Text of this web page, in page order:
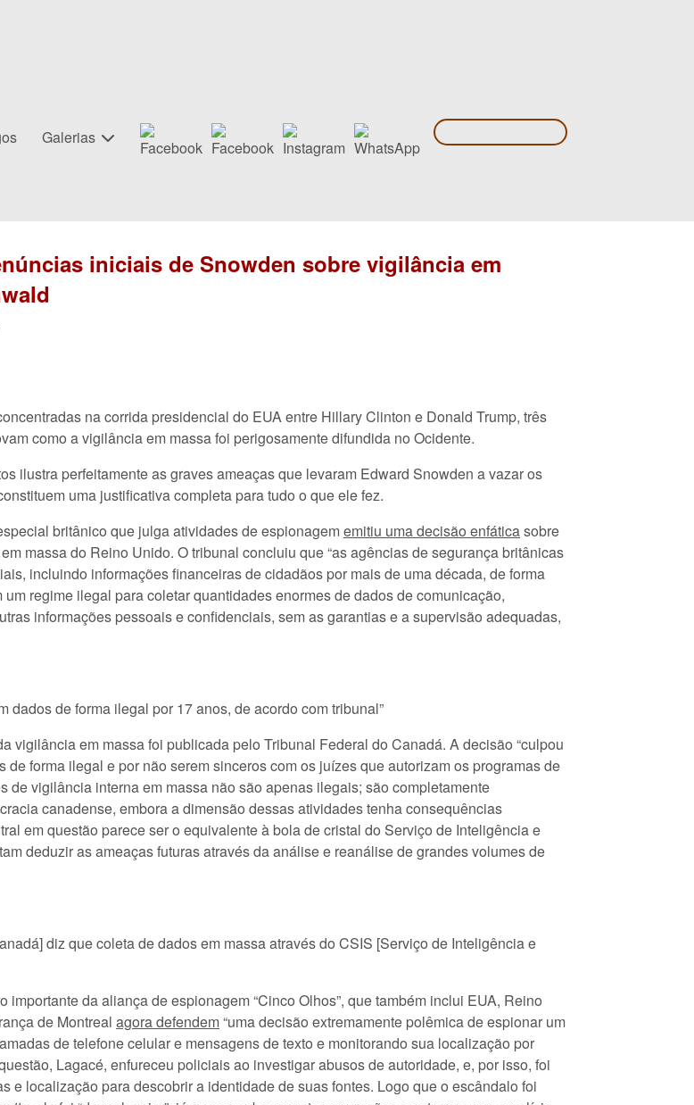
Galerias
iniciais de Snowden sobre vigilância em
na corrida presidencial do EUA entre Hillary Clinton e Donald Trump, três
como a vigilância em massa foi perigosamente difundida no Ocidente.
ilustra perfeitamente as graves ameaças que levaram Edward Snowden a vazar os
uma justificativa completa para tudo o que ele fez.
britânico que julga atividades de espionagememitiu uma decisão enfáticasobre
massa do Reino Unido. O tribunal concluiu que “as agências de segurança britânicas
incluindo informações financeiras de cidadãos por mais de uma década, de forma
regime ilegal para coletar quantidades enormes de dados de comunicação,
informações pessoais e confidenciais, sem as garantias e a supervisão adequadas,
de forma ilegal por 17 anos, de acordo com tribunal”
vigilância em massa foi publicada pelo Tribunal Federal do Canadá. A decisão “culpou
forma ilegal e por não serem sinceros com os juízes que autorizam os programas de
de vigilância interna em massa não são apenas ilegais; são completamente
canadense, embora a dimensão dessas atividades tenha consequências
em questão parece ser o equivalente à bola de cristal do Serviço de Inteligência e
deduzir as ameaças futuras através da análise e reanálise de grandes volumes de
diz que coleta de dados em massa através do CSIS [Serviço de Inteligência e
da aliança de espionagem “Cinco Olhos”, que também inclui EUA, Reino
de Montreal agora defendem“uma decisão extremamente polêmica de espionar um
de telefone celular e mensagens de texto e monitorando sua localização por
Lagacé, enfureceu policiais ao investigar abusos de autoridade, e, por isso, foi
e localização para descobrir a identidade de suas fontes. Logo que o escândalo foi